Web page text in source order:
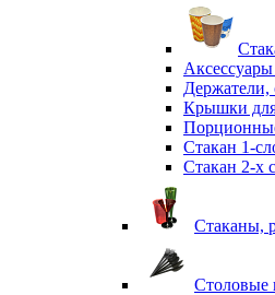
Держатели,
Крышки для
Стакан 1-
Стакан 2-х
Стаканы,
Столовые